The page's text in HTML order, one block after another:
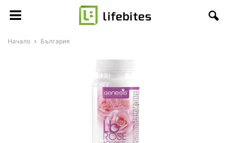
Начало България